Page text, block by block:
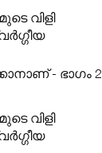
വിളി
- ഭാഗം 2
വിളി